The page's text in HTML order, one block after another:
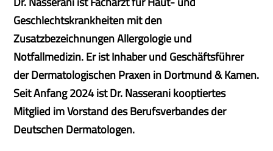
Geschlechtskrankheiten mit den
Zusatzbezeichnungen Allergologie und
Notfallmedizin. Er ist Inhaber und Geschäftsführer
der Dermatologischen Praxen in Dortmund & Kamen.
Seit Anfang 2024 ist Dr. Nasserani kooptiertes
Mitglied im Vorstand des Berufsverbandes der
Deutschen Dermatologen.